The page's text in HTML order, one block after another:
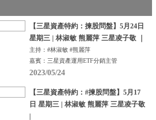
【三星資產特約：揀股問盤】5月24日
星期三 | 林淑敏 熊麗萍 三星凌子敬 ｜
主持：#林淑敏 #熊麗萍
嘉賓：三星資產運用ETF分銷主管
2023/05/24
【三星資產特約：#揀股問盤】5月17
日 星期三 | 林淑敏 熊麗萍 三星凌子敬